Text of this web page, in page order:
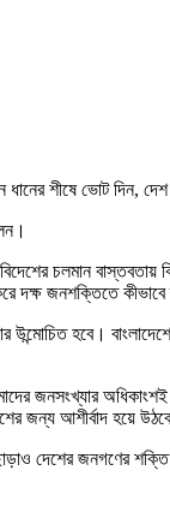
ধানের শীষে ভোট দিন,
চলমান
দক্ষ জনশক্তিতে
উন্মোচিত হবে।
জনসংখ্যার
জন্য আশীর্বাদ হয়ে
দেশের জনগণের শক্তি